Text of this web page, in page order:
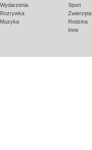
Wydarzenia
Rozrywka
Muzyka
Sport
Zwierzęta
Rodzina
Inne